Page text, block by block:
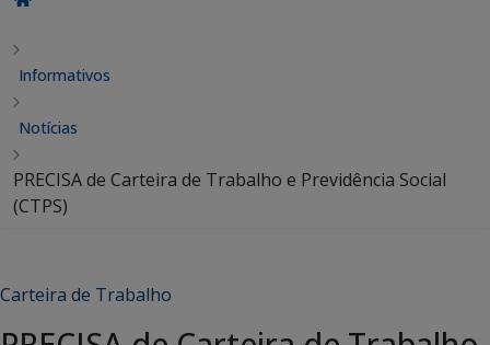
Informativos
Notícias
PRECISA de Carteira de Trabalho e Previdência Social
(CTPS)
Carteira de Trabalho